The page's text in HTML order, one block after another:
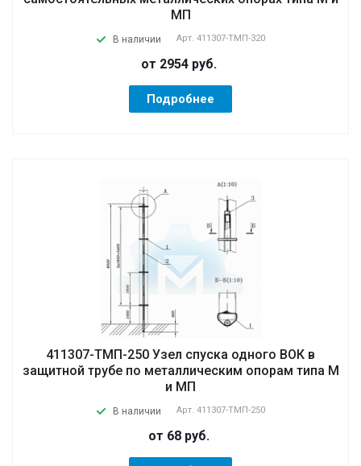
МП
В наличии Арт. 411307-ТМП-320
от 2954 руб.
Подробнее
411307-ТМП-250 Узел спуска одного ВОК в
защитной трубе по металлическим опорам типа М
и МП
В наличии Арт. 411307-ТМП-250
от 68 руб.